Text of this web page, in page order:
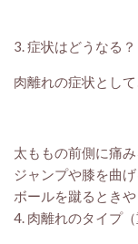
3. 症状はどうなる？
肉離れの症状とし
太ももの前側に痛
ジャンプや膝を曲
ボールを蹴るとき
4. 肉離れのタイプ（